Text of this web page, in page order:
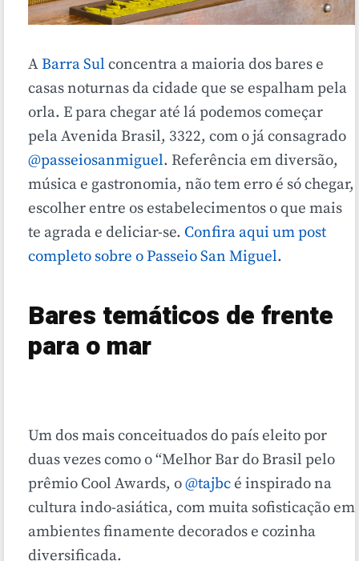
ABarra Sulconcentra a maioria dos bares e
casas noturnas da cidade que se espalham pela
orla. E para chegar até lá podemos começar
pela Avenida Brasil, 3322, com o já consagrado
@passeiosanmiguel. Referência em diversão,
música e gastronomia, não tem erro é só chegar,
escolher entre os estabelecimentos o que mais
te agrada e deliciar-se. Confira aqui um post
completo sobre o Passeio San Miguel.
Bares temáticos de frente
para o mar
Um dos mais conceituados do país eleito por
duas vezes como o “Melhor Bar do Brasil pelo
prêmio Cool Awards, o@tajbc é inspirado na
cultura indo-asiática, com muita sofisticação em
ambientes finamente decorados e cozinha
diversificada.